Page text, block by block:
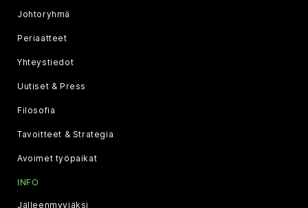
Johtoryhmä
Periaatteet
Yhteystiedot
Uutiset & Press
Filosofia
Tavoitteet & Strategia
Avoimet työpaikat
INFO
Jälleenmyyjäksi